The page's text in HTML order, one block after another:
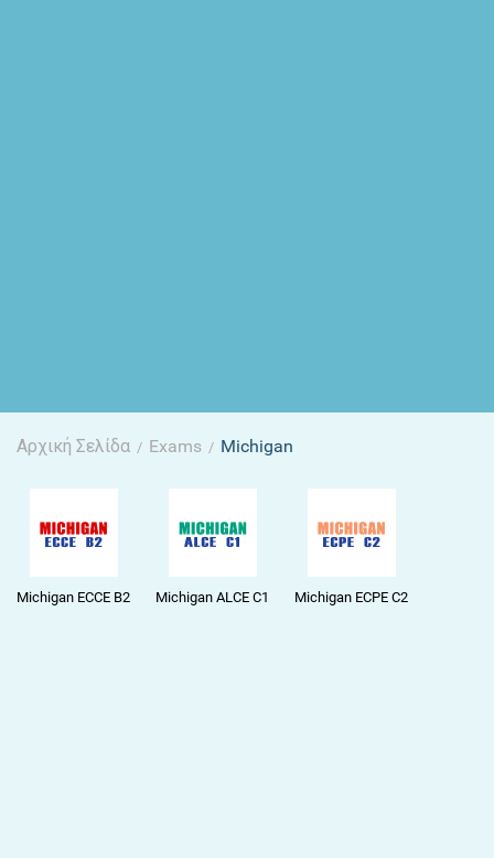
Αρχική Σελίδα / Exams / Michigan
Michigan ECCE B2 Michigan ALCE C1 Michigan ECPE C2